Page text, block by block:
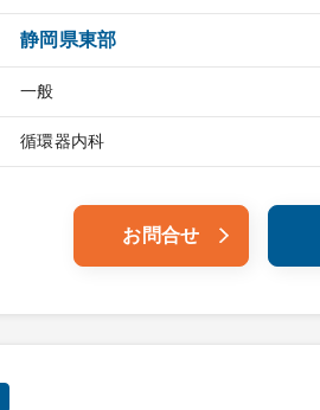
静岡県東部
一般
循環器内科
お問合せ